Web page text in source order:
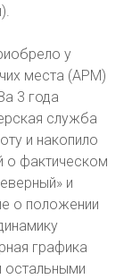
у
места (АРМ)
3 года
служба
и накопило
о фактическом
и
о положении
графика
остальными